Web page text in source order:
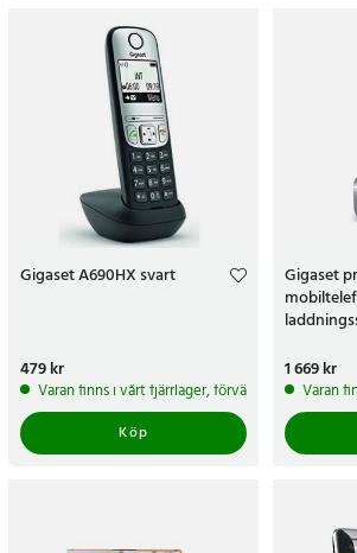
Gigaset A690HX svart
Pris:479 kr
479 kr
Varan finns i vårt fjärrlager, förväntas skickas
Köp
Gigaset
Pris:1 669
1 669 kr
Varan